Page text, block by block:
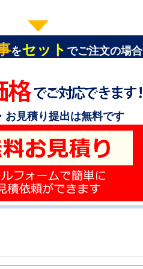
をセット でご注文の場合
お見積り提出は無料です